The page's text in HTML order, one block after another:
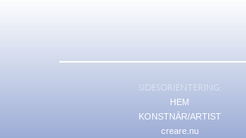
SIDESORIENTERING:
HEM
KONSTNÄR/ARTIST
creare.nu